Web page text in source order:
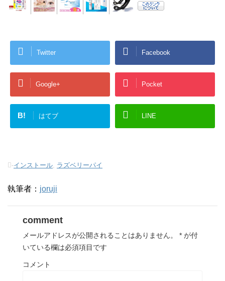
Twitter Facebook
Google+ Pocket
B! はてブ LINE
-インストール ラズベリーパイ
執筆者： joruji
comment
メールアドレスが公開されることはありません。 * が付
いている欄は必須項目です
コメント